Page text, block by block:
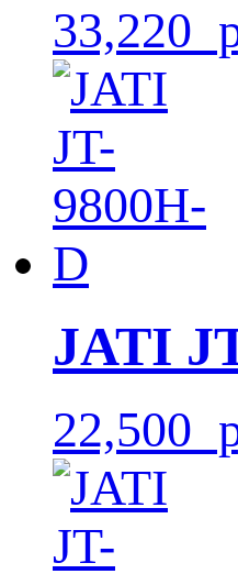
33,220
JATI
22,500